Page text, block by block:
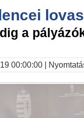
a
00:00:00 |